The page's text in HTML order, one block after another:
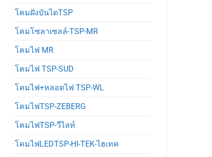
โคมฝังบันไดTSP
โคมโซลาเซลล์-TSP-MR
โคมไฟ MR
โคมไฟ TSP-SUD
โคมไฟ+หลอดไฟ TSP-WL
โคมไฟTSP-ZEBERG
โคมไฟTSP-วีไลท์
โคมไฟLEDTSP-HI-TEK-ไฮเทค